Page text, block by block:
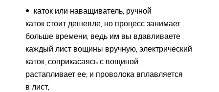
каток или наващиватель, ручной
каток стоит дешевле, но процесс занимает
больше времени, ведь им вы вдавливаете
каждый лист вощины вручную, электрический
каток, соприкасаясь с вощиной,
растапливает ее, и проволока вплавляется
в лист;